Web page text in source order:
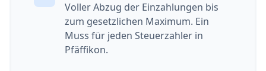
Voller Abzug der Einzahlungen bis
zum gesetzlichen Maximum. Ein
Muss für jeden Steuerzahler in
Pfäffikon.